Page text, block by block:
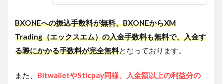
BXONEへの振込手数料が無料、BXONEからXM
Trading（エックスエム）の入金手数料も無料で、入金す
る際にかかる手数料が完全無料となっております。
また、 BitwalletやSticpay同様、入金額以上の利益分の